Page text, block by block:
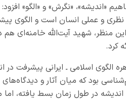
«اندیشه»، «نگرش» و «الگو»
و عملی انسان است و الگوی
منظر، شهید آیت‌الله خامنه‌ای هم
کرد.
الگوی اسلامی ـ ایرانی پیشرفت در
بود که میان آثار و
در طول زمان بسط یافته،